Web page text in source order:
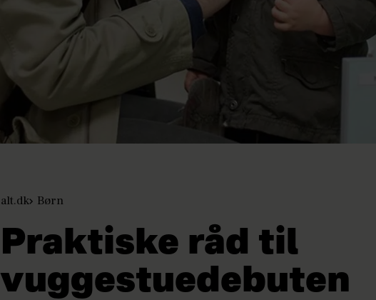
alt.dk Børn
Praktiske råd til
vuggestuedebuten